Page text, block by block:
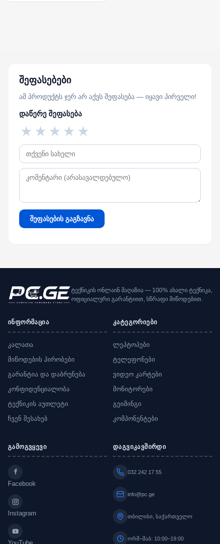
შეფასებები
ამ პროდუქტს ჯერ არ აქვს შეფასება — იყავი პირველი!
დაწერე შეფასება
★
★
★
★
★
შეფასების გაგზავნა
ტექნიკის ონლაინ მაღაზია — 100% ახალი ტექნიკა,
ოფიციალური გარანტიით, სწრაფი მიწოდებით.
ინფორმაცია
კალათა
მიწოდების პირობები
გარანტია და დაბრუნება
კონფიდენციალობა
ტექნიკის აუთლეტი
ჩვენ შესახებ
კატეგორიები
ლეპტოპები
ტელეფონები
ვიდეო კარტები
მონიტორები
გეიმინგი
კომპონენტები
გამოგვყევი
Facebook
Instagram
დაგვიკავშირდი
032 242 17 55
info@pc.ge
თბილისი, საქართველო
ორშ–შაბ: 10:00–19:00